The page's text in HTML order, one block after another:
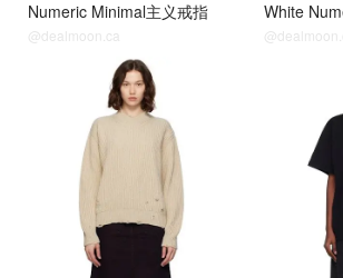
Numeric Minimal主义戒指
@dealmoon.ca
White